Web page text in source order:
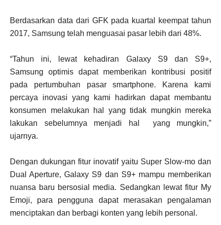
Berdasarkan data dari GFK pada kuartal keempat tahun
2017, Samsung telah menguasai pasar lebih dari 48%.
“Tahun ini, lewat kehadiran Galaxy S9 dan S9+,
Samsung optimis dapat memberikan kontribusi positif
pada pertumbuhan pasar smartphone. Karena kami
percaya inovasi yang kami hadirkan dapat membantu
konsumen melakukan hal yang tidak mungkin mereka
lakukan sebelumnya menjadi hal yang mungkin,”
ujarnya.
Dengan dukungan fitur inovatif yaitu Super Slow-mo dan
Dual Aperture, Galaxy S9 dan S9+ mampu memberikan
nuansa baru bersosial media. Sedangkan lewat fitur My
Emoji, para pengguna dapat merasakan pengalaman
menciptakan dan berbagi konten yang lebih personal.